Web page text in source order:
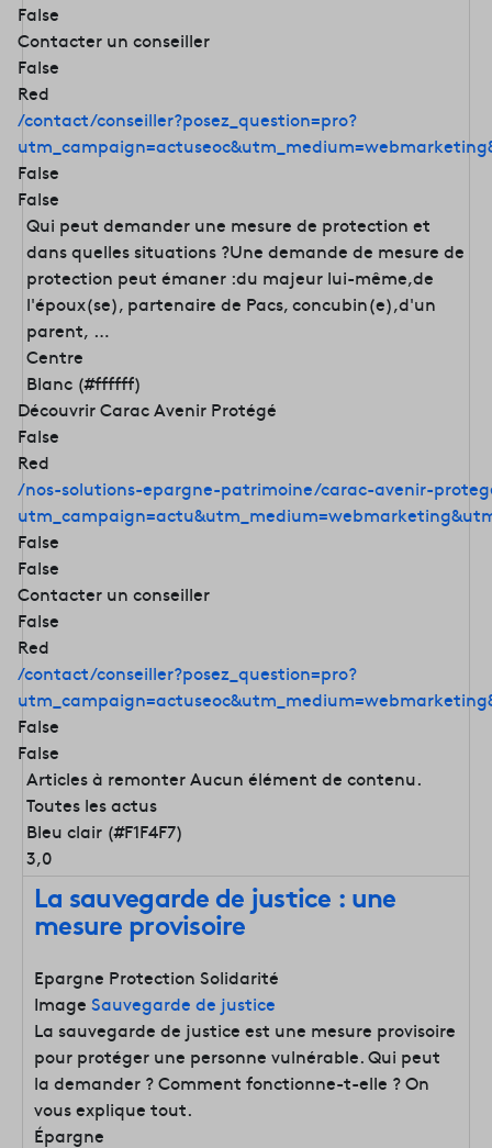
False
Contacter un conseiller
False
Red
/contact/conseiller?posez_question=pro?
False
False
Qui peut demander une mesure de protection et
dans quelles situations ?Une demande de mesure de
protection peut émaner :du majeur lui-même,de
l'époux(se), partenaire de Pacs, concubin(e),d'un
parent, …
Centre
Blanc (#ffffff)
Découvrir Carac Avenir Protégé
False
Red
/nos-solutions-epargne-patrimoine/carac-avenir-
False
False
Contacter un conseiller
False
Red
/contact/conseiller?posez_question=pro?
False
False
Articles à remonter Aucun élément de contenu.
Toutes les actus
Bleu clair (#F1F4F7)
3,0
La sauvegarde de justice : une
mesure provisoire
Epargne Protection Solidarité
Image Sauvegarde de justice
La sauvegarde de justice est une mesure provisoire
pour protéger une personne vulnérable. Qui peut
la demander ? Comment fonctionne-t-elle ? On
vous explique tout.
Épargne